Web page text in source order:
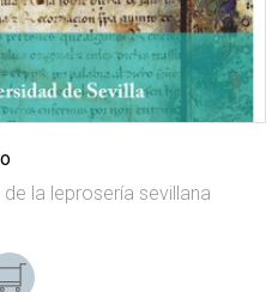
la leprosería sevillana